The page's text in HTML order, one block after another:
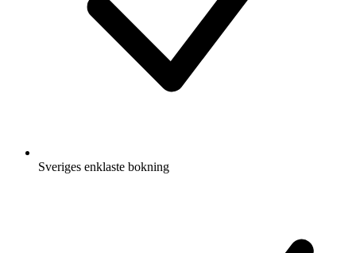
Sveriges enklaste bokning